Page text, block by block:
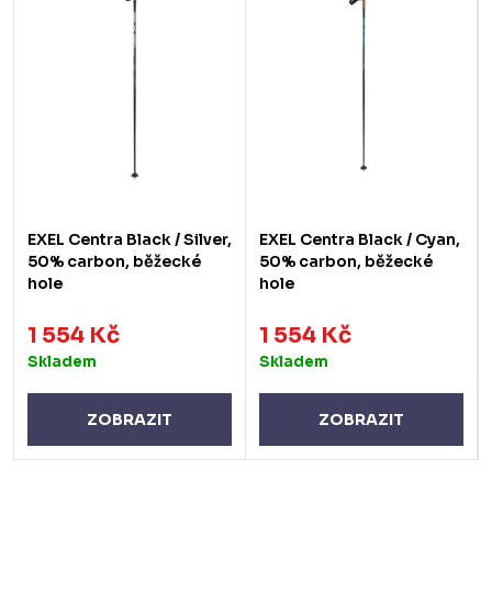
EXEL Centra Black / Silver,
50% carbon, běžecké
hole
1 554 Kč
Skladem
ZOBRAZIT
EXEL Centra Black / Cyan,
50% carbon, běžecké
hole
1 554 Kč
Skladem
ZOBRAZIT